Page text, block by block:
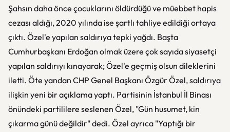
Şahsın daha önce çocuklarını öldürdüğü ve müebbet hapis
cezası aldığı, 2020 yılında ise şartlı tahliye edildiği ortaya
çıktı. Özel'e yapılan saldırıya tepki yağdı. Başta
Cumhurbaşkanı Erdoğan olmak üzere çok sayıda siyasetçi
yapılan saldırıyı kınayarak; Özel'e geçmiş olsun dileklerini
iletti. Öte yandan CHP Genel Başkanı Özgür Özel, saldırıya
ilişkin yeni bir açıklama yaptı. Partisinin İstanbul İl Binası
önündeki partililere seslenen Özel, "Gün husumet, kin
çıkarma günü değildir" dedi. Özel ayrıca "Yaptığı bir